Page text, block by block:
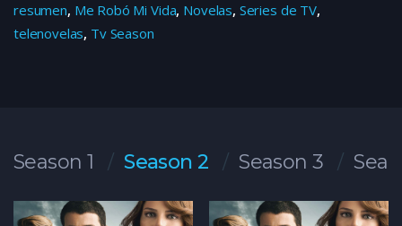
resumen, Me Robó Mi Vida, Novelas, Series de TV,
telenovelas, Tv Season
Season 1 Season 2 Season 3